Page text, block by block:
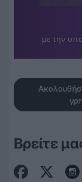
Βρείτε